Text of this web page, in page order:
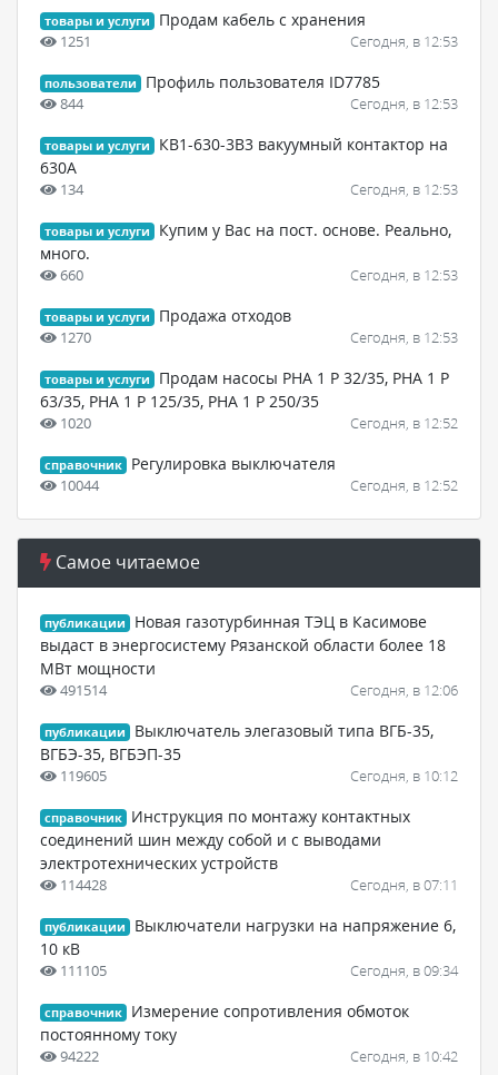
товары и услуги Продам кабель с хранения
1251 Сегодня, в 12:53
пользователи Профиль пользователя ID7785
844 Сегодня, в 12:53
товары и услуги
КВ1-630-3В3 вакуумный контактор на
630А
134 Сегодня, в 12:53
товары и услуги
Купим у Вас на пост. основе. Реально,
много.
660 Сегодня, в 12:53
товары и услуги Продажа отходов
1270 Сегодня, в 12:53
товары и услуги
Продам насосы РНА 1 Р 32/35, РНА 1 Р
63/35, РНА 1 Р 125/35, РНА 1 Р 250/35
1020 Сегодня, в 12:52
справочник Регулировка выключателя
10044 Сегодня, в 12:52
Самое читаемое
публикации
Новая газотурбинная ТЭЦ в Касимове
выдаст в энергосистему Рязанской области более 18
МВт мощности
491514 Сегодня, в 12:06
публикации
Выключатель элегазовый типа ВГБ-35,
ВГБЭ-35, ВГБЭП-35
119605 Сегодня, в 10:12
справочник
Инструкция по монтажу контактных
соединений шин между собой и с выводами
электротехнических устройств
114428 Сегодня, в 07:11
публикации
Выключатели нагрузки на напряжение 6,
10 кВ
111105 Сегодня, в 09:34
справочник
Измерение сопротивления обмоток
постоянному току
94222 Сегодня, в 10:42